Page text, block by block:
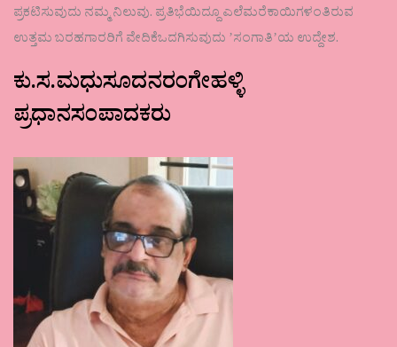
ಪ್ರಕಟಿಸುವುದು ನಮ್ಮ ನಿಲುವು. ಪ್ರತಿಭೆಯಿದ್ದೂ ಎಲೆಮರೆಕಾಯಿಗಳಂತಿರುವ
ಉತ್ತಮ ಬರಹಗಾರರಿಗೆ ವೇದಿಕೆಒದಗಿಸುವುದು ʼಸಂಗಾತಿʼಯ ಉದ್ದೇಶ.
ಕು.ಸ.ಮಧುಸೂದನರಂಗೇಹಳ್ಳಿ
ಪ್ರಧಾನಸಂಪಾದಕರು